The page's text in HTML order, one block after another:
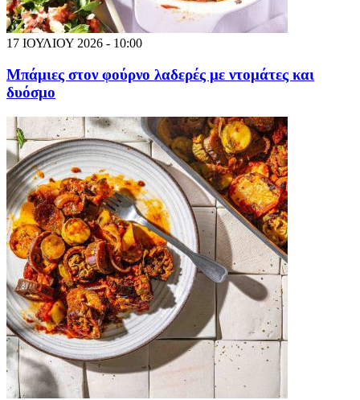
17 ΙΟΥΛΙΟΥ 2026 - 10:00
Μπάμιες στον φούρνο λαδερές με ντομάτες και
δυόσμο